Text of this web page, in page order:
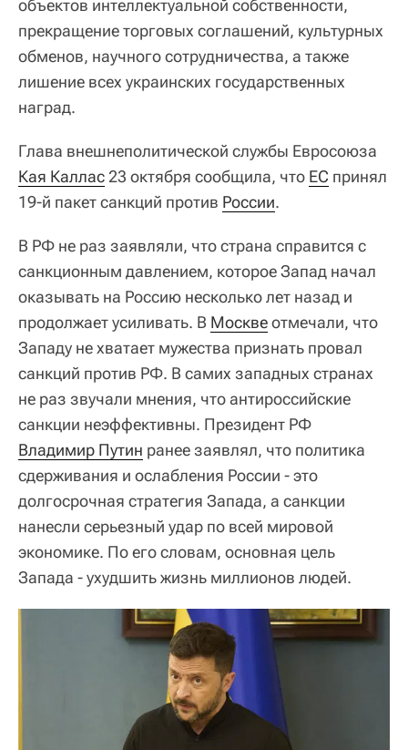
объектов интеллектуальной собственности,
прекращение торговых соглашений, культурных
обменов, научного сотрудничества, а также
лишение всех украинских государственных
наград.
Глава внешнеполитической службы Евросоюза
Кая Каллас 23 октября сообщила, что ЕС принял
19-й пакет санкций против России.
В РФ не раз заявляли, что страна справится с
санкционным давлением, которое Запад начал
оказывать на Россию несколько лет назад и
продолжает усиливать. В Москвеотмечали, что
Западу не хватает мужества признать провал
санкций против РФ. В самих западных странах
не раз звучали мнения, что антироссийские
санкции неэффективны. Президент РФ
Владимир Путин ранее заявлял, что политика
сдерживания и ослабления России - это
долгосрочная стратегия Запада, а санкции
нанесли серьезный удар по всей мировой
экономике. По его словам, основная цель
Запада - ухудшить жизнь миллионов людей.